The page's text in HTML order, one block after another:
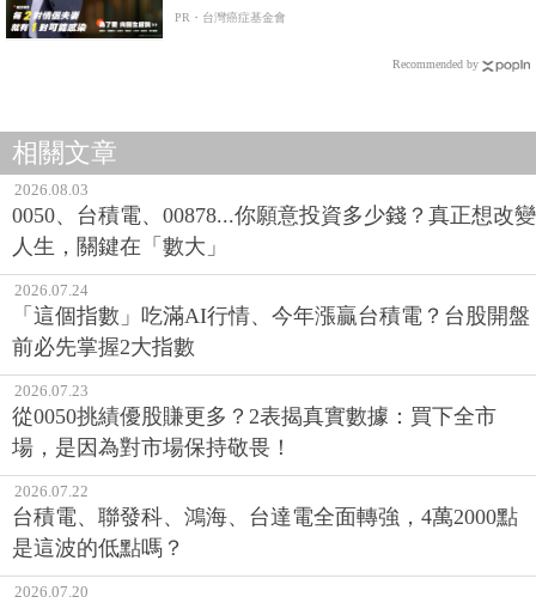
PR・台灣癌症基金會
Recommended by
相關文章
2026.08.03
0050、台積電、00878...你願意投資多少錢？真正想改變
人生，關鍵在「數大」
2026.07.24
「這個指數」吃滿AI行情、今年漲贏台積電？台股開盤
前必先掌握2大指數
2026.07.23
從0050挑績優股賺更多？2表揭真實數據：買下全市
場，是因為對市場保持敬畏！
2026.07.22
台積電、聯發科、鴻海、台達電全面轉強，4萬2000點
是這波的低點嗎？
2026.07.20